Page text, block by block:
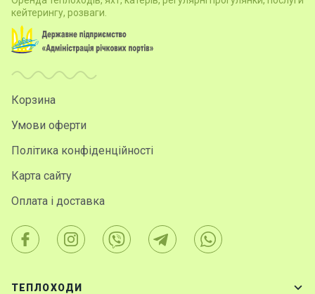
кейтерингу, розваги.
Корзина
Умови оферти
Політика конфіденційності
Карта сайту
Оплата і доставка
ТЕПЛОХОДИ